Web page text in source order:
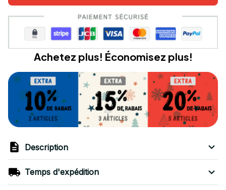
Achetez plus! Économisez plus!
Description
Temps d'expédition